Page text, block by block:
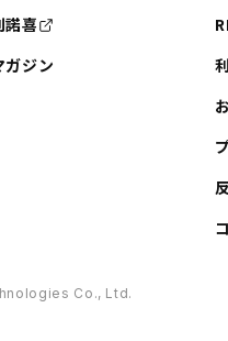
諾喜
ガジン
Co., Ltd.